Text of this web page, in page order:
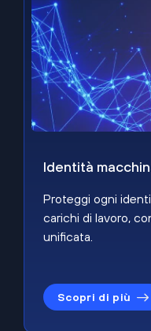
Identità
Proteggi ogni
carichi di lavoro,
unificata.
Scopri di più